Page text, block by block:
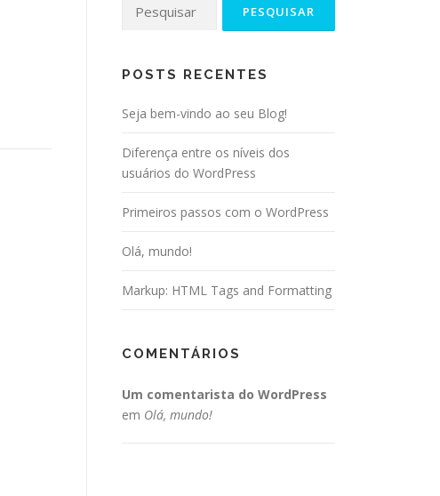
por:
POSTS RECENTES
Seja bem-vindo ao seu Blog!
Diferença entre os níveis dos
usuários do WordPress
Primeiros passos com o WordPress
Olá, mundo!
Markup: HTML Tags and Formatting
COMENTÁRIOS
Um comentarista do WordPress
em Olá, mundo!